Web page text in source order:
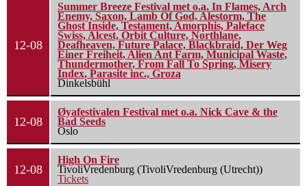
12-08
Summer Breeze Festival met o.a. In Flames, Arch
Enemy, Saxon, Lamb Of God, Alestorm, The
Ghost Inside, Testament, Amorphis, Paleface
Swiss, Alcest, Orbit Culture, Northlane,
Deafheaven, Future Palace, Blackbraid, Der Weg
Einer Freiheit, Alien Ant Farm, Municipal Waste,
Thundermother, From Fall To Spring, Misery
Index, Parasite inc., Groza
Dinkelsbühl
12-08
Øyafestivalen Festival met o.a. Nick Cave & the
Bad Seeds
Oslo
12-08
High On Fire
TivoliVredenburg (TivoliVredenburg (Utrecht))
Tickets